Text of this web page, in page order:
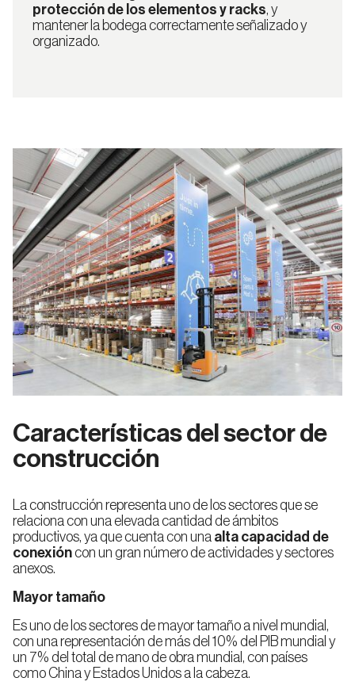
protección de los elementos y racks, y
mantener la bodega correctamente señalizado y
organizado.
Características del sector de
construcción
La construcción representa uno de los sectores que se
relaciona con una elevada cantidad de ámbitos
productivos, ya que cuenta con una alta capacidad de
conexióncon un gran número de actividades y sectores
anexos.
Mayor tamaño
Es uno de los sectores de mayor tamaño a nivel mundial,
con una representación de más del 10% del PIB mundial y
un 7% del total de mano de obra mundial, con países
como China y Estados Unidos a la cabeza.